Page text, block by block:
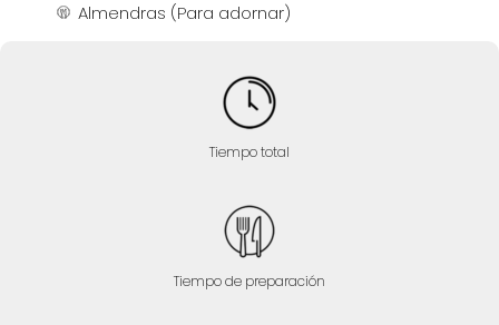
Almendras (Para adornar)
Tiempo total
Tiempo de preparación